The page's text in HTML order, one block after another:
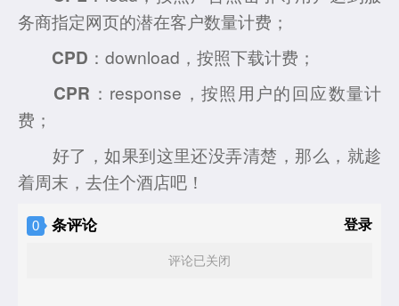
务商指定网页的潜在客户数量计费；
CPD ：download，按照下载计费；
CPR ：response，按照用户的回应数量计
费；
好了，如果到这里还没弄清楚，那么，就趁
着周末，去住个酒店吧！
0 条评论 登录
评论已关闭